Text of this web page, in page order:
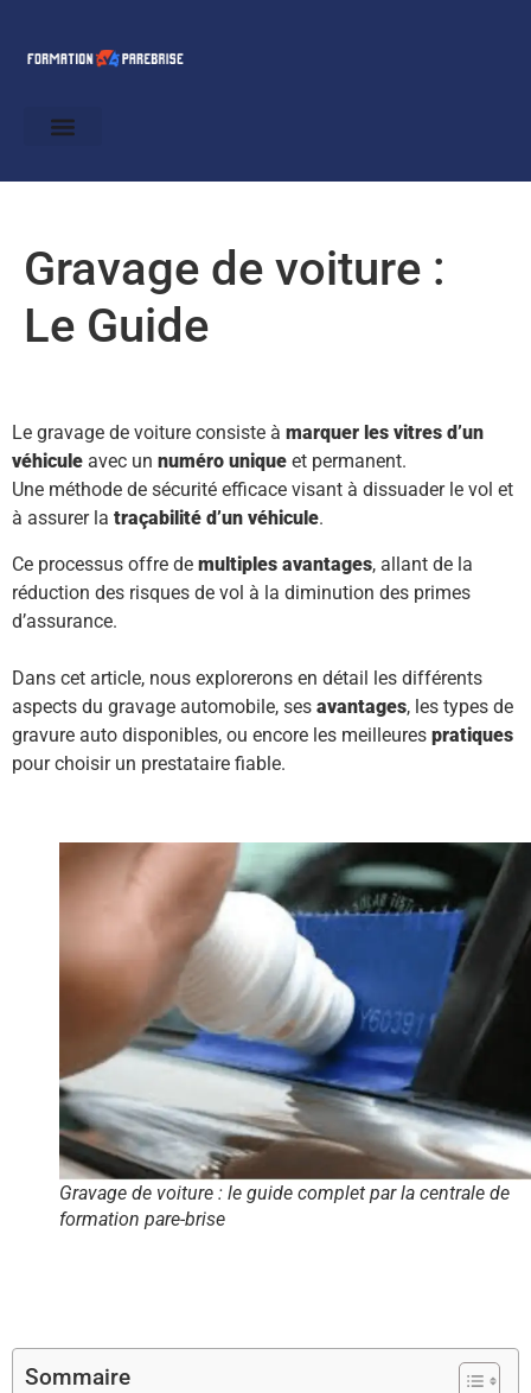
Gravage de voiture :
Le Guide
Le gravage de voiture consiste à marquer les vitres d’un
véhicule avec un numéro unique et permanent.
Une méthode de sécurité efficace visant à dissuader le vol et
à assurer la traçabilité d’un véhicule.
Ce processus offre de multiples avantages, allant de la
réduction des risques de vol à la diminution des primes
d’assurance.
Dans cet article, nous explorerons en détail les différents
aspects du gravage automobile, ses avantages, les types de
gravure auto disponibles, ou encore les meilleures pratiques
pour choisir un prestataire fiable.
Gravage de voiture : le guide complet par la centrale de
formation pare-brise
Sommaire